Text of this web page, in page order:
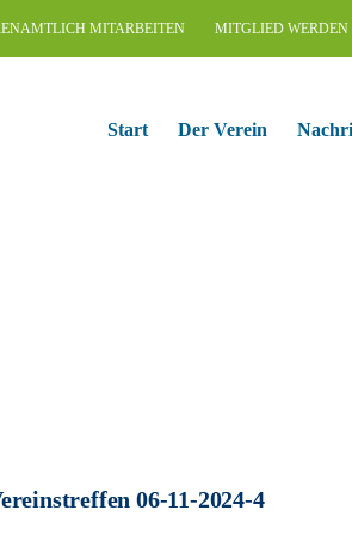
MITARBEITEN MITGLIED WERDEN
Start Der Verein
06-11-2024-4